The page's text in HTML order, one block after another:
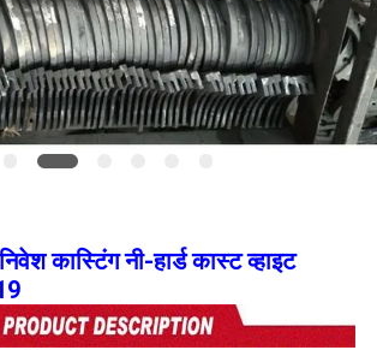
कास्टिंग नी-हार्ड कास्ट व्हाइट